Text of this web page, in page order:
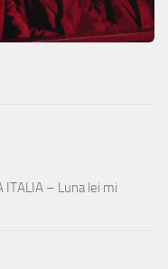
ITALIA – Luna lei mi